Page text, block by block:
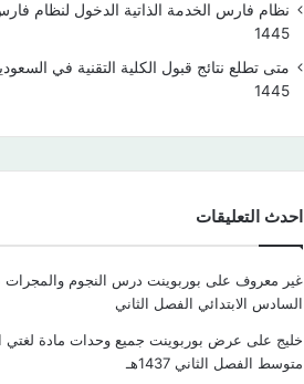
نظام فارس الخدمة الذاتية الدخول لنظام
1445
متى تطلع نتائج قبول الكلية التقنية في
1445
احدث التعليقات
غير معروف على بوربوينت درس النجوم والمجرات
السادس الابتدائي الفصل الثاني
خليج على عرض بوربوينت جميع وحدات مادة لغتي
متوسط الفصل الثاني 1437هـ